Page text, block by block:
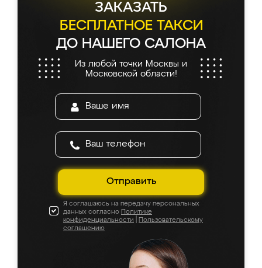
ЗАКАЗАТЬ
БЕСПЛАТНОЕ ТАКСИ
ДО НАШЕГО САЛОНА
Из любой точки Москвы и
Московской области!
Отправить
Я соглашаюсь на передачу персональных
данных согласно Политике
конфиденциальности
Пользовательскому
соглашению